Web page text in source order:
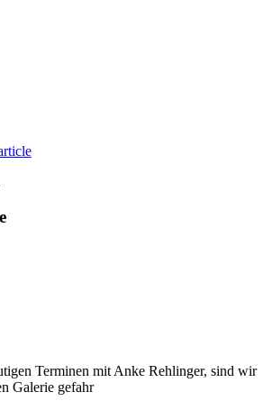
Terminen mit Anke Rehlinger, sind wir
Galerie gefahr